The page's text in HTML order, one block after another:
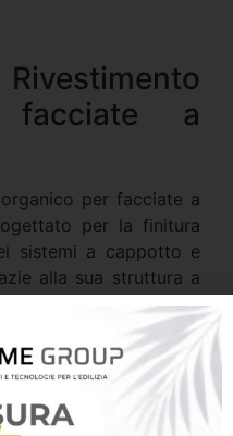
a
per facciate a
per la finitura
sistemi a cappotto e
alla sua struttura a
controllata, garantisce
atmosferici e un
duraturo.
buona
formazione di alghe